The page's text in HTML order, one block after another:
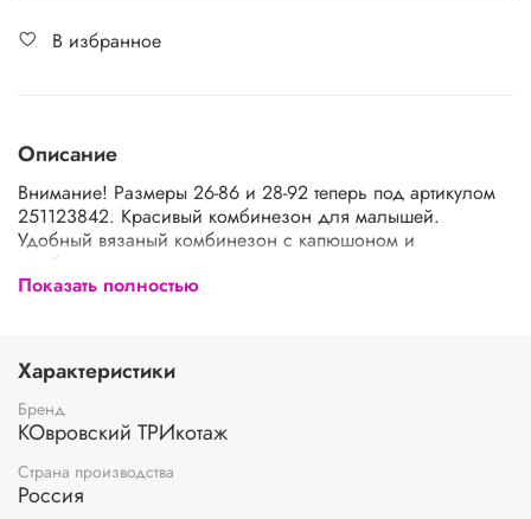
В избранное
Описание
Внимание! Размеры 26-86 и 28-92 теперь под артикулом
251123842. Красивый комбинезон для малышей.
Удобный вязаный комбинезон с капюшоном и
отгибающимися манжетами на рукавах и штанишках.
Комбинезон подходит для прогулок в любое время года:
Комбинезон изготовлен из гиппоалегргенных материалов,
поэтому малышу будет очень комфортно, уютно и
безопасно. Уникальный способ вязки обеспечивает
необходимую терморегуляцию.
Показать полностью
Характеристики
Бренд
КОвровский ТРИкотаж
Страна производства
Россия